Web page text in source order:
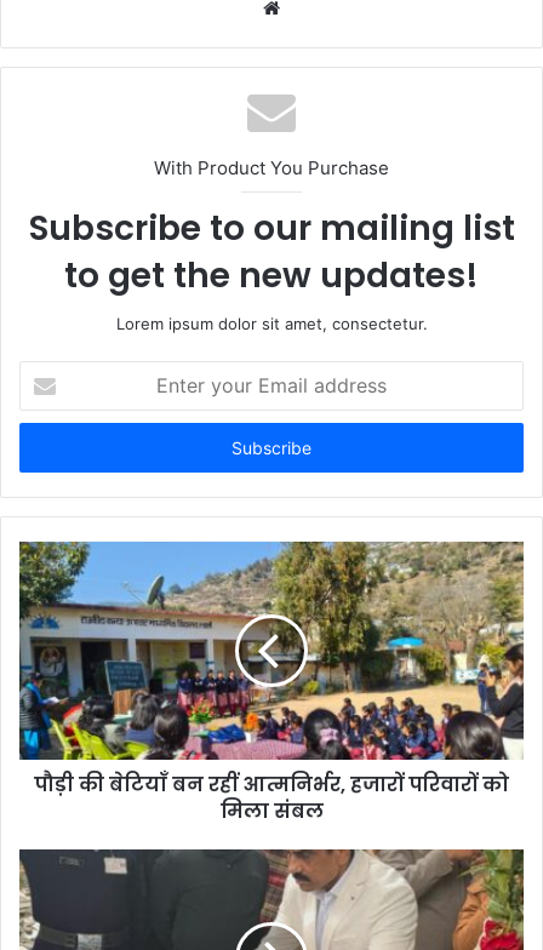
Website
With Product You Purchase
Subscribe to our mailing list
to get the new updates!
Lorem ipsum dolor sit amet, consectetur.
your
Email
पौड़ी की बेटियाँ बन रहीं आत्मनिर्भर, हजारों परिवारों को
मिला संबल